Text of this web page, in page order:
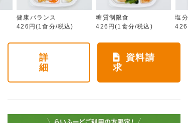
健康バランス
426円(1食分/税込)
糖質制限食
426円(1食分/税込)
塩
詳
細
資料請
求